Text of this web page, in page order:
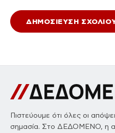
Πιστεύουμε ότι όλες οι
σημασία. Στο ΔΕΔΟΜΕΝΟ, η